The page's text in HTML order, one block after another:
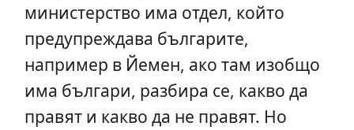
министерство има отдел, който
предупреждава българите,
например в Йемен, ако там изобщо
има българи, разбира се, какво да
правят и какво да не правят. Но